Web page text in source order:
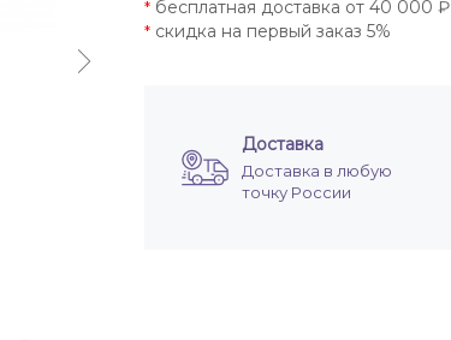
*бесплатная доставка от 40 000 ₽
*скидка на первый заказ 5%
Доставка
Доставка в любую
точку России